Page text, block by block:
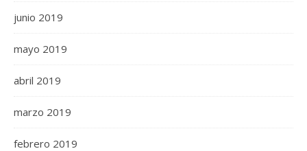
junio 2019
mayo 2019
abril 2019
marzo 2019
febrero 2019